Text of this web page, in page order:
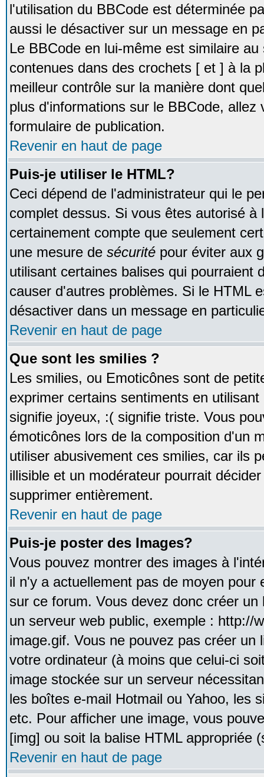
l'utilisation du BBCode est déterminée
aussi le désactiver sur un message en
Le BBCode en lui-même est similaire
contenues dans des crochets [ et ] à la
meilleur contrôle sur la manière dont
plus d'informations sur le BBCode,
formulaire de publication.
Revenir en haut de page
Puis-je utiliser le HTML?
Ceci dépend de l'administrateur qui le
complet dessus. Si vous êtes autorisé à
certainement compte que seulement
une mesure de sécurité pour éviter aux
utilisant certaines balises qui pourraient
causer d'autres problèmes. Si le HTML
désactiver dans un message en
Revenir en haut de page
Que sont les smilies ?
Les smilies, ou Emoticônes sont de
exprimer certains sentiments en
signifie joyeux, :( signifie triste. Vous
émoticônes lors de la composition d'un
utiliser abusivement ces smilies, car ils
illisible et un modérateur pourrait
supprimer entièrement.
Revenir en haut de page
Puis-je poster des Images?
Vous pouvez montrer des images à
il n'y a actuellement pas de moyen pour
sur ce forum. Vous devez donc créer
un serveur web public, exemple : http://
image.gif. Vous ne pouvez pas créer un
votre ordinateur (à moins que celui-ci
image stockée sur un serveur
les boîtes e-mail Hotmail ou Yahoo, les
etc. Pour afficher une image, vous
[img] ou soit la balise HTML appropriée
Revenir en haut de page